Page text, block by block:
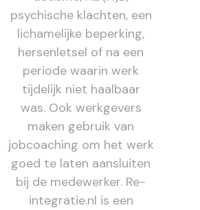
psychische klachten, een
lichamelijke beperking,
hersenletsel of na een
periode waarin werk
tijdelijk niet haalbaar
was. Ook werkgevers
maken gebruik van
jobcoaching om het werk
goed te laten aansluiten
bij de medewerker. Re-
integratie.nl is een